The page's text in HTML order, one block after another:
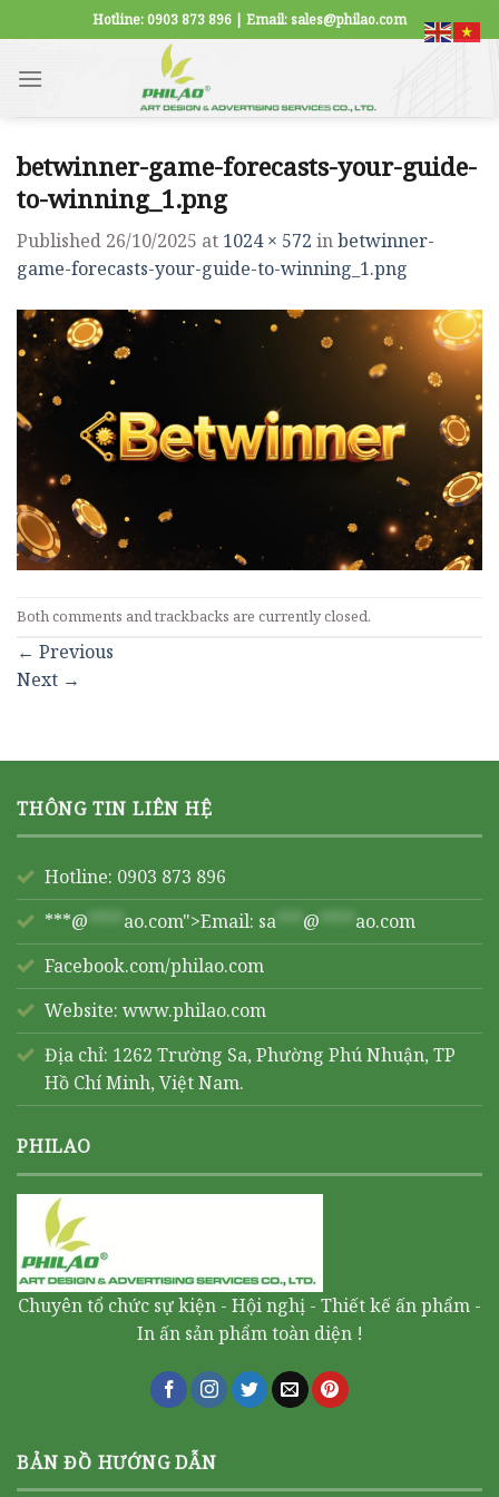
to
content
Hotline: 0903 873 896 | Email: sales@philao.com
betwinner-game-forecasts-your-guide-
to-winning_1.png
Published 26/10/2025 at 1024 × 572 inbetwinner-
game-forecasts-your-guide-to-winning_1.png
Both comments and trackbacks are currently closed.
← Previous
Next →
THÔNG TIN LIÊN HỆ
Hotline: 0903 873 896
***@ **** ao.com">Email: sa *** @ **** ao.com
Facebook.com/philao.com
Website: www.philao.com
Địa chỉ: 1262 Trường Sa, Phường Phú Nhuận, TP
Hồ Chí Minh, Việt Nam.
PHILAO
Chuyên tổ chức sự kiện - Hội nghị - Thiết kế ấn phẩm -
In ấn sản phẩm toàn diện !
BẢN ĐỒ HƯỚNG DẪN